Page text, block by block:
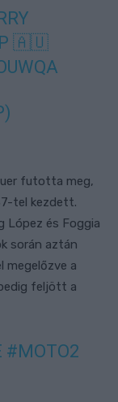
🇦🇺
futotta meg,
tel kezdett.
López és Foggia
során aztán
megelőzve a
feljött a
#MOTO2